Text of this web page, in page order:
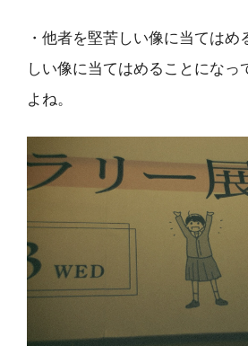
・他者を堅苦しい像に当ては
しい像に当てはめることになっ
よね。